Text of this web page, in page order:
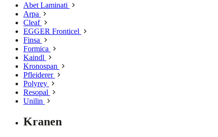
Abet Laminati
Arpa
Cleaf
EGGER Fronticel
Finsa
Formica
Kaindl
Kronospan
Pfleiderer
Polyrey
Resopal
Unilin
Kranen